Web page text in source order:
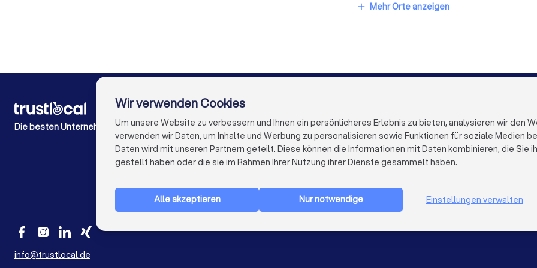
Steuerberater in Leipzig Steuerberater in Duisburg
add Mehr Orte anzeigen
Die besten Unternehmen für Sie
info@trustlocal.de
FÜR PRIVATPERSONEN
Wie es funktioniert
Experten-Blogs
Kostenaufstellungen
Beschwerde über Firma
Studien & Einblicke
Firmenprofil löschen
Trustlocal Top Pro
Erfahrungen
Impulse
Über
Arbeiten bei
Kontakt
Datenschutz
Sitemap
Wir verwenden Cookies
Um unsere Website zu verbessern und Ihnen ein persönlicheres Erlebnis zu bieten, analysieren wir den
verwenden wir Daten, um Inhalte und Werbung zu personalisieren sowie Funktionen für soziale Medien
Daten wird mit unseren Partnern geteilt. Diese können die Informationen mit Daten kombinieren, die Sie
gestellt haben oder die sie im Rahmen Ihrer Nutzung ihrer Dienste gesammelt haben.
Alle akzeptieren Nur notwendige Einstellungen verwalten